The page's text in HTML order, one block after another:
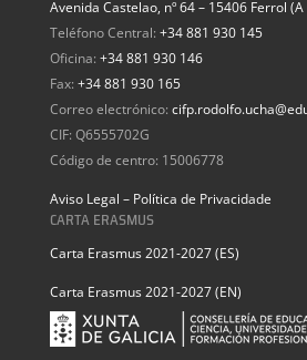
Avenida Castelao, nº 64 – 15406 Ferrol
Teléfono Central: +34 881 930 145
Oficina: +34 881 930 146
Fax: +34 881 930 165
Correo electrónico:
CIF: Q6555702G
Código de centro: 15006778
Aviso Legal – Política de Privacidade
CARTA ERASMUS
Carta Erasmus 2021-2027 (ES)
Carta Erasmus 2021-2027 (EN)